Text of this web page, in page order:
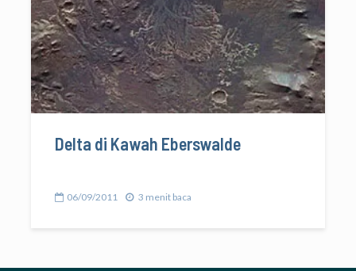
Delta di Kawah Eberswalde
06/09/2011 3 menit baca